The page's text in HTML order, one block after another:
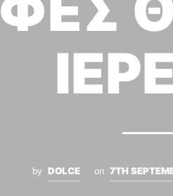
by DOLCE on 7TH